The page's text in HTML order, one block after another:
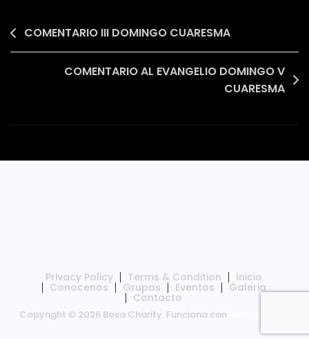
Navegación
de
entradas
COMENTARIO III DOMINGO CUARESMA
COMENTARIO AL EVANGELIO DOMINGO V
CUARESMA
Privacy Policy Terms & Condition Inicio
Conocenos Grupos Eventos Galeria
Contacto
Copyright © 2026 Bosa Charity. Funciona con